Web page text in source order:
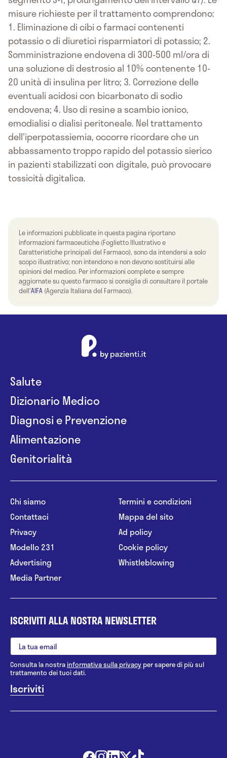
misure richieste per il trattamento comprendono:
1. Eliminazione di cibi o farmaci contenenti
potassio o di diuretici risparmiatori di potassio; 2.
Somministrazione endovena di 300-500 ml/ora di
una soluzione di destrosio al 10% contenente 10-
20 unità di insulina per litro; 3. Correzione delle
eventuali acidosi con bicarbonato di sodio
endovena; 4. Uso di resine a scambio ionico,
emodialisi o dialisi peritoneale. Nel trattamento
dell'iperpotassiemia, occorre ricordare che un
abbassamento troppo rapido del potassio sierico
in pazienti stabilizzati con digitale, può provocare
tossicità digitalica.
Le informazioni pubblicate in questa pagina riportano
informazioni farmaceutiche (Foglietto Illustrativo e
Caratteristiche principali del Farmaco), sono da intendersi a solo
scopo illustrativo; non intendono e non devono sostituirsi alle
opinioni del medico. Per informazioni complete e sempre
aggiornate su questo farmaco si consiglia di consultare il portale
dell'AIFA (Agenzia Italiana del Farmaco).
Salute
Dizionario Medico
Diagnosi e Prevenzione
Alimentazione
Genitorialità
Chi siamo
Contattaci
Privacy
Modello 231
Advertising
Media Partner
Termini e condizioni
Mappa del sito
Ad policy
Cookie policy
Whistleblowing
ISCRIVITI ALLA NOSTRA NEWSLETTER
Consulta la nostrainformativa sulla privacy per sapere di più sul
trattamento dei tuoi dati.